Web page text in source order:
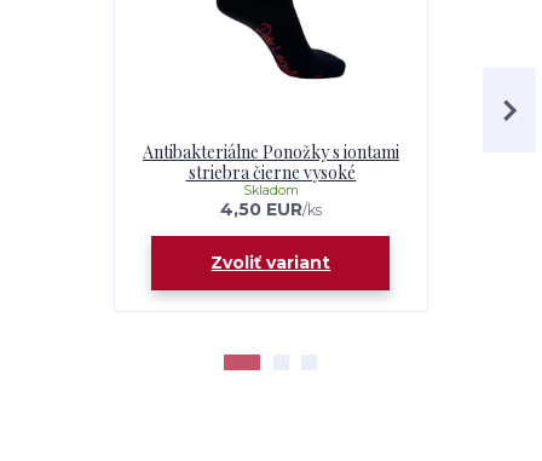
Antibakteriálne Ponožky s iontami
striebra čierne vysoké
4,50 EUR/ks
Skladom
Zvoliť variant